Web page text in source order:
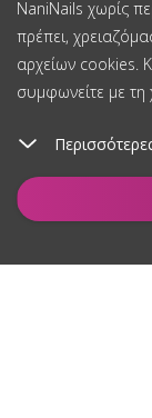
NaniNails χωρίς
πρέπει,
αρχείων cookies.
συμφωνείτε με